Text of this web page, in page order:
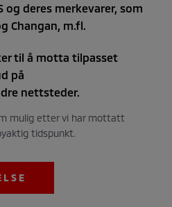
og deres merkevarer, som
Changan, m.fl.
til å motta tilpasset
på
nettsteder.
mulig etter vi har mottatt
tidspunkt.